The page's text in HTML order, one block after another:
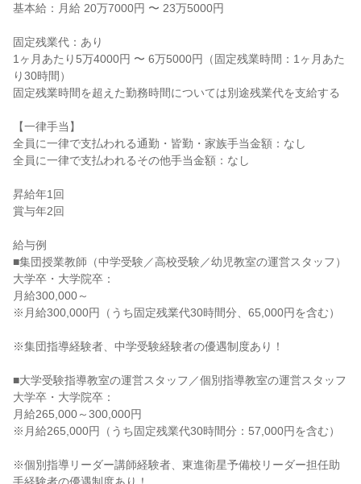
基本給：月給 20万7000円 〜 23万5000円
固定残業代：あり
1ヶ月あたり5万4000円 〜 6万5000円（固定残業時間：1ヶ月あた
り30時間）
固定残業時間を超えた勤務時間については別途残業代を支給する
【一律手当】
全員に一律で支払われる通勤・皆勤・家族手当金額：なし
全員に一律で支払われるその他手当金額：なし
昇給年1回
賞与年2回
給与例
■集団授業教師（中学受験／高校受験／幼児教室の運営スタッフ）
大学卒・大学院卒：
月給300,000～
※月給300,000円（うち固定残業代30時間分、65,000円を含む）
※集団指導経験者、中学受験経験者の優遇制度あり！
■大学受験指導教室の運営スタッフ／個別指導教室の運営スタッフ
大学卒・大学院卒：
月給265,000～300,000円
※月給265,000円（うち固定残業代30時間分：57,000円を含む）
※個別指導リーダー講師経験者、東進衛星予備校リーダー担任助